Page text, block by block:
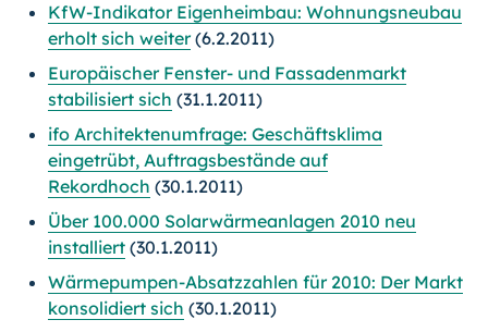
KfW-Indikator Eigenheimbau: Wohnungsneubau
erholt sich weiter(6.2.2011)
Europäischer Fenster- und Fassadenmarkt
stabilisiert sich (31.1.2011)
ifo Architektenumfrage: Geschäftsklima
eingetrübt, Auftragsbestände auf
Rekordhoch (30.1.2011)
Über 100.000 Solarwärmeanlagen 2010 neu
installiert (30.1.2011)
Wärmepumpen-Absatzzahlen für 2010: Der Markt
konsolidiert sich (30.1.2011)